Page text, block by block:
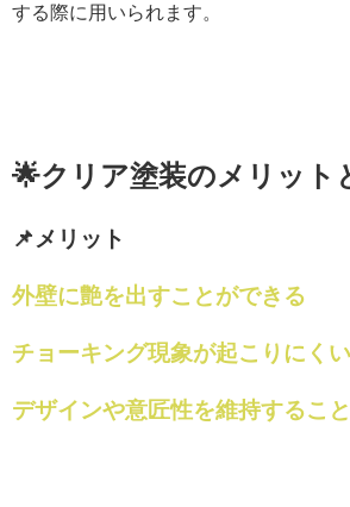
する際に用いられます。
🌟クリア塗装のメリット
📌メリット
外壁に艶を出すことができる
チョーキング現象が起こりにくい
デザインや意匠性を維持するこ